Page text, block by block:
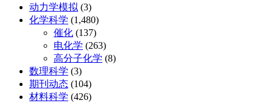
动力学模拟 (3)
化学科学 (1,480)
催化 (137)
电化学 (263)
高分子化学 (8)
数理科学 (3)
期刊动态 (104)
材料科学 (426)